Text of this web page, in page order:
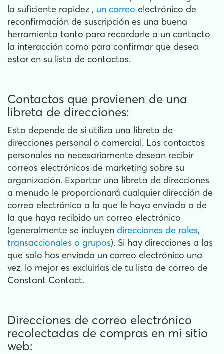
la suficiente rapidez , un correo electrónico de
reconfirmación de suscripción es una buena
herramienta tanto para recordarle a un contacto
la interacción como para confirmar que desea
estar en su lista de contactos.
Contactos que provienen de una
libreta de direcciones:
Esto depende de si utiliza una libreta de
direcciones personal o comercial. Los contactos
personales no necesariamente desean recibir
correos electrónicos de marketing sobre su
organización. Exportar una libreta de direcciones
a menudo le proporcionará cualquier dirección de
correo electrónico a la que le haya enviado o de
la que haya recibido un correo electrónico
(generalmente se incluyen direcciones de roles,
transaccionales o grupos). Si hay direcciones a las
que solo has enviado un correo electrónico una
vez, lo mejor es excluirlas de tu lista de correo de
Constant Contact.
Direcciones de correo electrónico
recolectadas de compras en mi sitio
web: